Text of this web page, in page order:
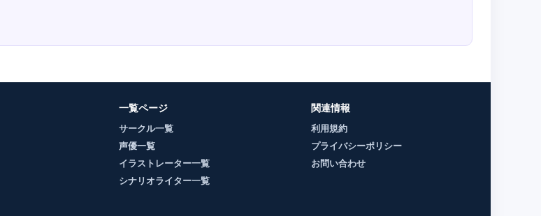
一覧ページ
サークル一覧
声優一覧
イラストレーター一覧
シナリオライター一覧
関連情報
利用規約
プライバシーポリシー
お問い合わせ